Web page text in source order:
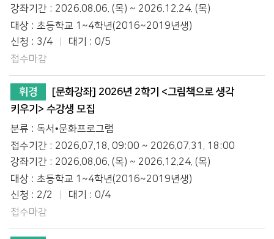
강좌기간 : 2026.08.06. (목) ~ 2026.12.24. (목)
대상 : 초등학교 1~4학년(2016~2019년생)
신청 : 3/4
대기 : 0/5
접수마감
휘경
[문화강좌] 2026년 2학기 <그림책으로 생각
키우기> 수강생 모집
분류 : 독서•문화프로그램
접수기간 : 2026.07.18. 09:00 ~ 2026.07.31. 18:00
강좌기간 : 2026.08.06. (목) ~ 2026.12.24. (목)
대상 : 초등학교 1~4학년(2016~2019년생)
신청 : 2/2
대기 : 0/4
접수마감